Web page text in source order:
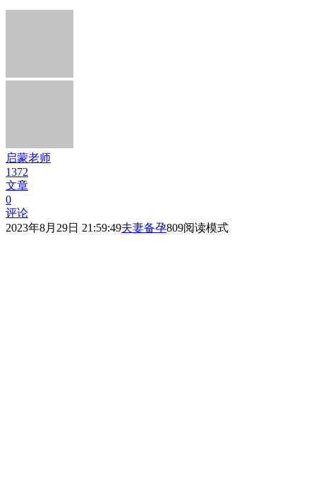
启蒙老师
1372
文章
0
评论
2023年8月29日 21:59:49夫妻备孕809阅读模式